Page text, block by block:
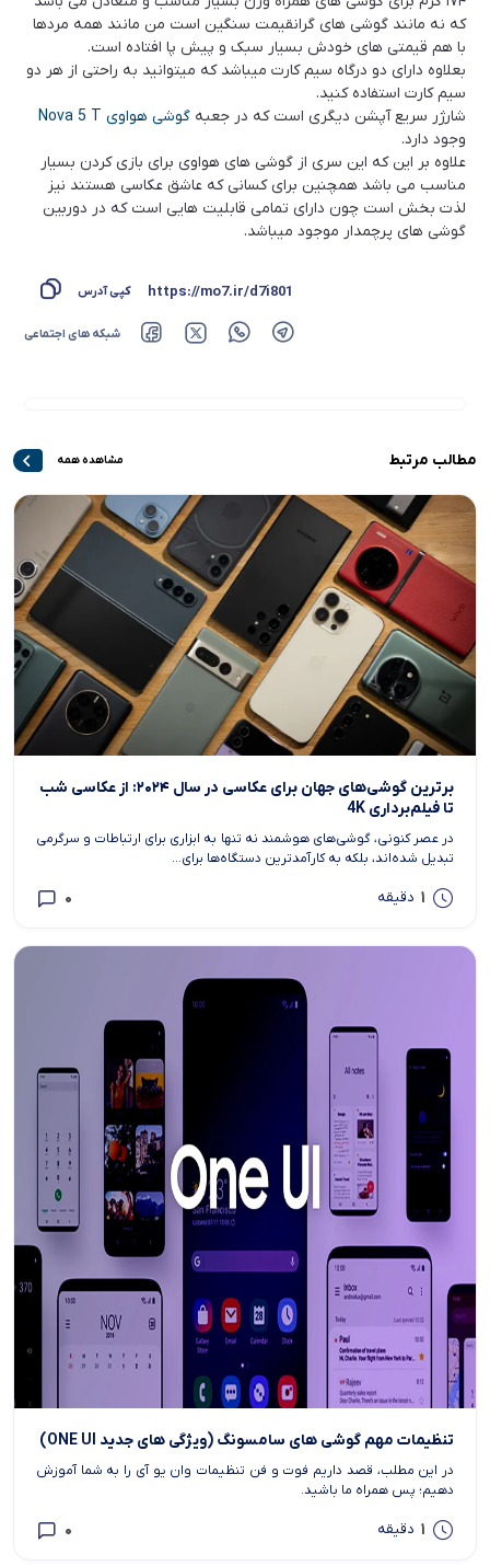
که نه مانند گوشی های گرانقیمت سنگین است من مانند همه مردها
با هم قیمتی های خودش بسیار سبک و پیش پا افتاده است.
بعلاوه دارای دو درگاه سیم کارت میباشد که میتوانید به راحتی از هر دو
سیم کارت استفاده کنید.
شارژر سریع آپشن دیگری است که در جعبه گوشی هواوی Nova 5 T
وجود دارد.
علاوه بر این که این سری از گوشی های هواوی برای بازی کردن بسیار
مناسب می باشد همچنین برای کسانی که عاشق عکاسی هستند نیز
لذت بخش است چون دارای تمامی قابلیت هایی است که در دوربین
گوشی های پرچمدار موجود میباشد.
https://mo7.ir/d7i801 کپی آدرس
شبکه های اجتماعی
مطالب مرتبط مشاهده همه
برترین گوشی‌های جهان برای عکاسی در سال ۲۰۲۴: از عکاسی شب
تا فیلم‌برداری 4K
در عصر کنونی، گوشی‌های هوشمند نه تنها به ابزاری برای ارتباطات و سرگرمی
تبدیل شده‌اند، بلکه به کارآمدترین دستگاه‌ها برای...
1 دقیقه 0
تنظیمات مهم گوشی های سامسونگ (ویژگی های جدید ONE UI)
در این مطلب، قصد داریم فوت و فن تنظیمات وان یو آی را به شما آموزش
دهیم؛ پس همراه ما باشید.
1 دقیقه 0